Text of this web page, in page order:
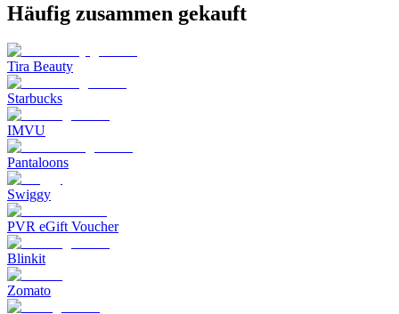
Häufig zusammen gekauft
Tira Beauty
Starbucks
IMVU
Pantaloons
Swiggy
PVR eGift Voucher
Blinkit
Zomato